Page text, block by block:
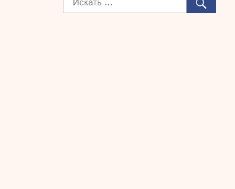
в